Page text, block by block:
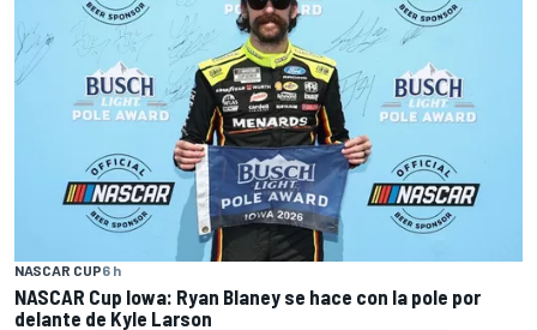
NASCAR CUP6 h
NASCAR Cup Iowa: Ryan Blaney se hace con la pole por
delante de Kyle Larson